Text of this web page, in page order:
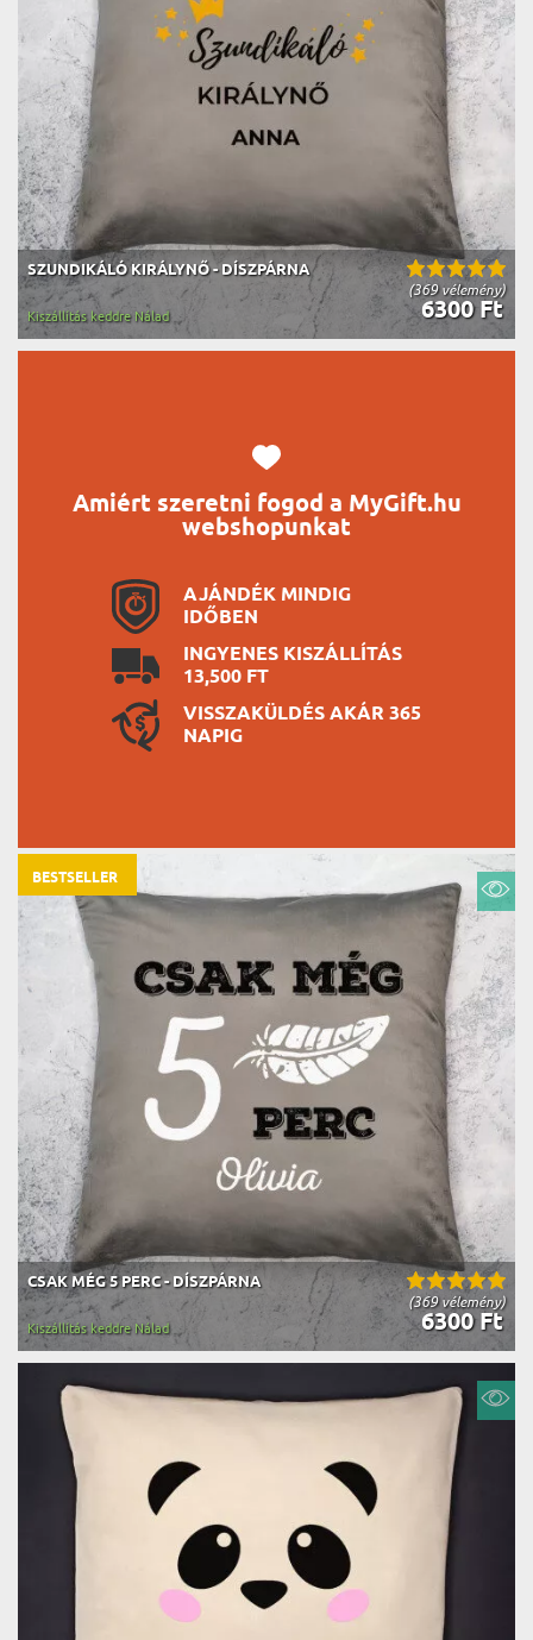
(369 vélemény)
SZUNDIKÁLÓ KIRÁLYNŐ - DÍSZPÁRNA
6300 Ft
Kiszállítás keddre Nálad
Amiért szeretni fogod a MyGift.hu
webshopunkat
AJÁNDÉK MINDIG
IDŐBEN
INGYENES KISZÁLLÍTÁS
13,500 FT
VISSZAKÜLDÉS AKÁR 365
NAPIG
(369 vélemény)
CSAK MÉG 5 PERC - DÍSZPÁRNA
6300 Ft
Kiszállítás keddre Nálad
BESTSELLER